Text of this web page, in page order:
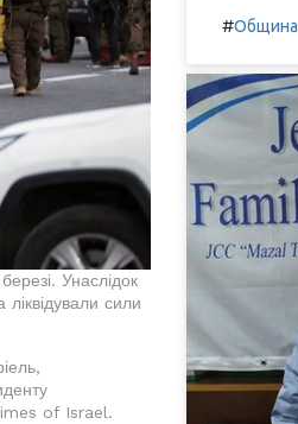
Унаслідок
сили
of Israel.
#Община